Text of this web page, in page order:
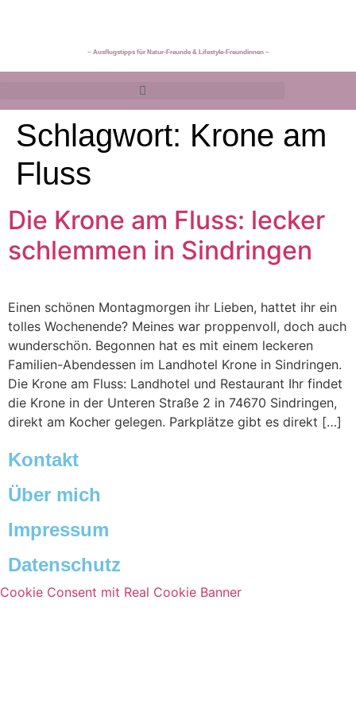
~ Ausflugstipps für Natur-Freunde & Lifestyle-Freundinnen ~
Schlagwort: Krone am
Fluss
Die Krone am Fluss: lecker
schlemmen in Sindringen
Einen schönen Montagmorgen ihr Lieben, hattet ihr ein
tolles Wochenende? Meines war proppenvoll, doch auch
wunderschön. Begonnen hat es mit einem leckeren
Familien-Abendessen im Landhotel Krone in Sindringen.
Die Krone am Fluss: Landhotel und Restaurant Ihr findet
die Krone in der Unteren Straße 2 in 74670 Sindringen,
direkt am Kocher gelegen. Parkplätze gibt es direkt […]
Kontakt
Über mich
Impressum
Datenschutz
Cookie Consent mit Real Cookie Banner